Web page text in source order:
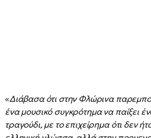
«Διάβασα ότι στην Φλώρινα
ένα μουσικό συγκρότημα να παίξει
τραγούδι, με το επιχείρημα ότι δεν